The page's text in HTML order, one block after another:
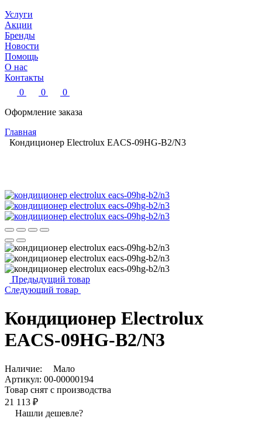
Услуги
Акции
Бренды
Новости
Помощь
О нас
Контакты
0
0
0
Оформление заказа
Главная
Кондиционер Electrolux EACS-09HG-B2/N3
Предыдущий товар
Следующий товар
Кондиционер Electrolux
EACS-09HG-B2/N3
Наличие:
Мало
Артикул: 00-00000194
Товар снят с производства
21 113 ₽
Нашли дешевле?